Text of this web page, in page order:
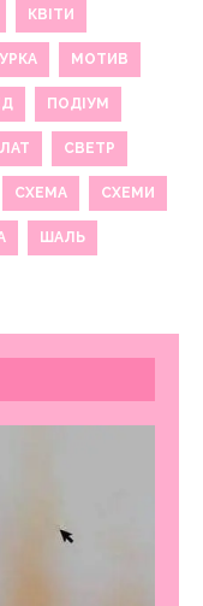
КВІТИ
МОТИВ
ПОДІУМ
СВЕТР
СХЕМА СХЕМИ
ШАЛЬ